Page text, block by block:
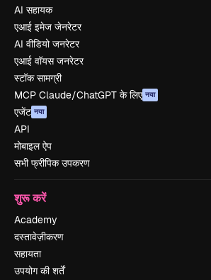
AI सहायक
एआई इमेज जेनरेटर
AI वीडियो जनरेटर
एआई वॉयस जनरेटर
स्टॉक सामग्री
MCP Claude/ChatGPT के लिए नया
एजेंट नया
API
मोबाइल ऐप
सभी फ्रीपिक उपकरण
शुरू करें
Academy
दस्तावेज़ीकरण
सहायता
उपयोग की शर्तें